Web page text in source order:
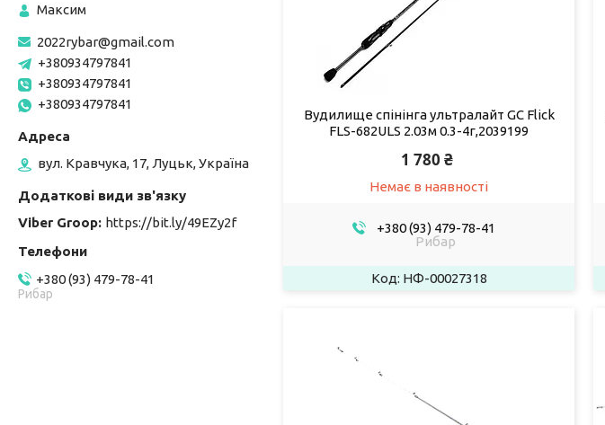
Вудилище спінінга ультралайт GC Flick
FLS-682ULS 2.03м 0.3-4г,2039199
1 780 ₴
Немає в наявності
+380 (93) 479-78-41
Рибар
НФ-00027318
Максим
2022rybar@gmail.com
+380934797841
+380934797841
+380934797841
вул. Кравчука, 17, Луцьк, Україна
Viber Groop https://bit.ly/49EZy2f
+380 (93) 479-78-41
Рибар